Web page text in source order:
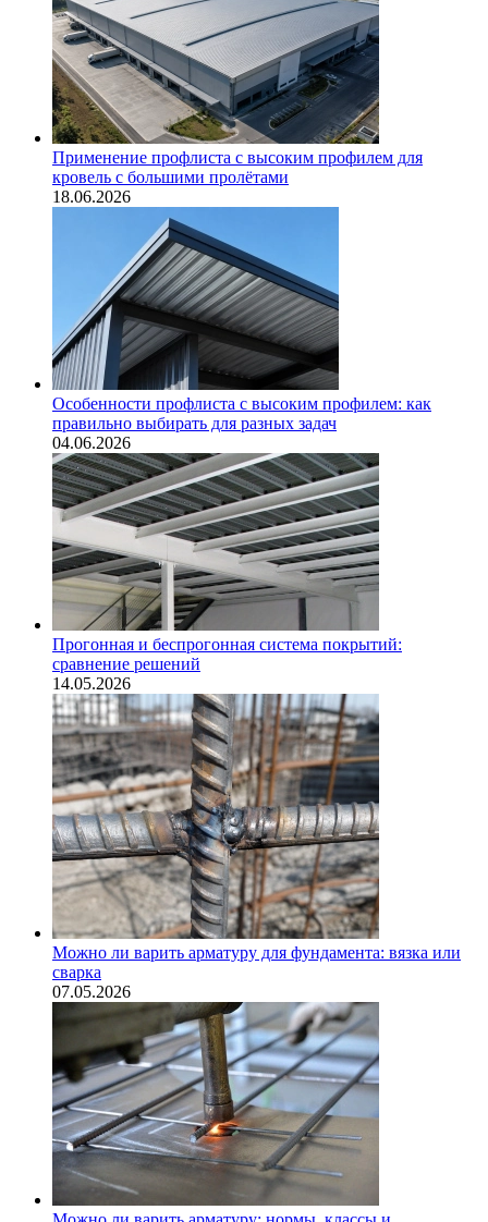
Применение профлиста с высоким профилем для
кровель с большими пролётами
18.06.2026
Особенности профлиста с высоким профилем: как
правильно выбирать для разных задач
04.06.2026
Прогонная и беспрогонная система покрытий:
сравнение решений
14.05.2026
Можно ли варить арматуру для фундамента: вязка или
сварка
07.05.2026